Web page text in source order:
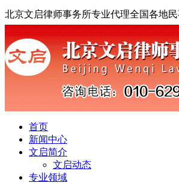
北京文启律师事务所专业代理全国各地
首页
新闻中心
文启简介
文启动态
专业领域